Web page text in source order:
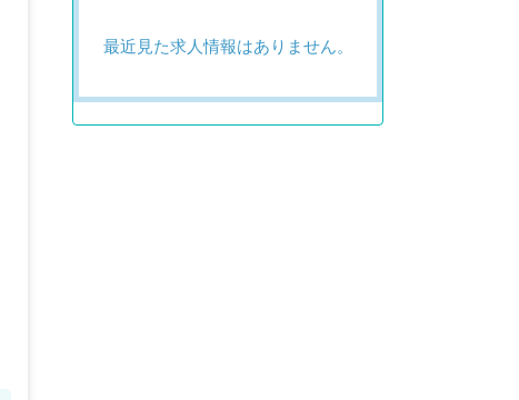
最近見た求人情報はありません。